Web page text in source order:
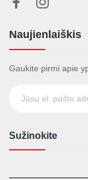
Naujienlaiškis
Gaukite pirmi apie
Sužinokite